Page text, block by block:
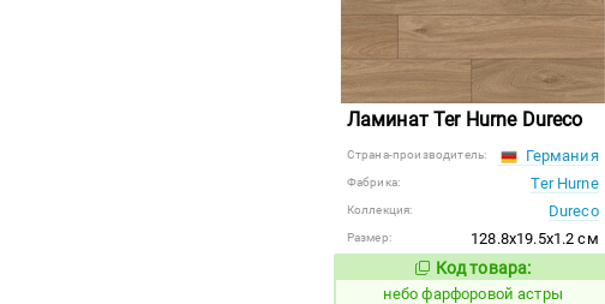
Ламинат Ter Hurne Dureco
Страна-производитель: Германия
Фабрика: Ter Hurne
Коллекция: Dureco
Размер:
128.8x19.5x1.2 см
Код товара:
1123331 Код товара:
небо фарфоровой астры